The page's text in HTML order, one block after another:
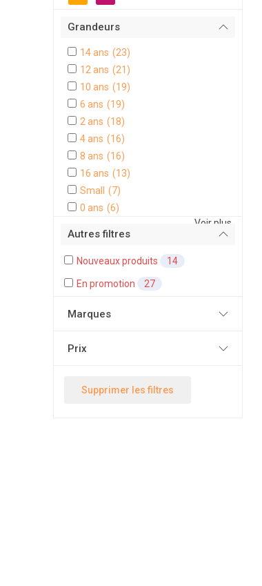
Grandeurs
14 ans (23)
12 ans (21)
10 ans (19)
6 ans (19)
2 ans (18)
4 ans (16)
8 ans (16)
16 ans (13)
Small
(7)
0 ans (6)
Voir plus
Autres filtres
Nouveaux produits 14
En promotion 27
Marques
Prix
Supprimer les filtres